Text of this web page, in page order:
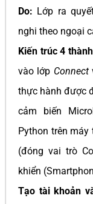
Do: Lớp ra
nghi theo ngoại
Kiến trúc 4
vào lớp Connect
thực hành được
cảm biến
Python trên máy
(đóng vai trò
khiển
Tạo tài khoản